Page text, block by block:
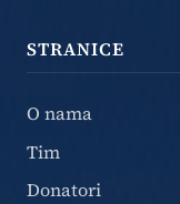
STRANICE
O nama
Tim
Donatori